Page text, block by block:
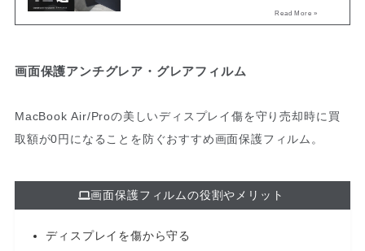
画面保護アンチグレア・グレアフィルム
MacBook Air/Proの美しいディスプレイ傷を守り売却時に買
取額が0円になることを防ぐおすすめ画面保護フィルム。
画面保護フィルムの役割やメリット
ディスプレイを傷から守る